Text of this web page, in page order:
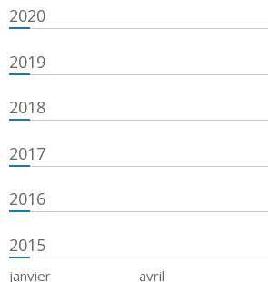
2020
2019
2018
2017
2016
2015
janvier avril